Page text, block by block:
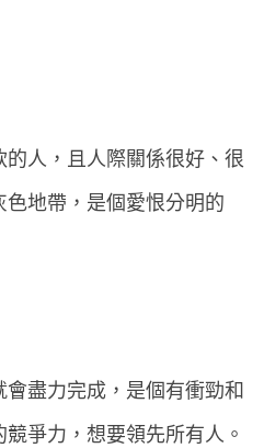
人，且人際關係很好、很
地帶，是個愛恨分明的
盡力完成，是個有衝勁和
爭力，想要領先所有人。